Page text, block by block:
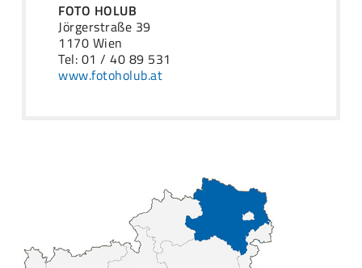
FOTO HOLUB
Jörgerstraße 39
1170 Wien
Tel: 01 / 40 89 531
www.fotoholub.at